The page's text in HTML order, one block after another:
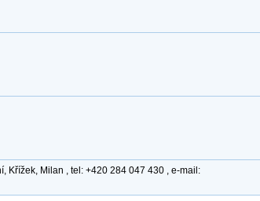
Křížek, Milan , tel: +420 284 047 430 , e-mail: